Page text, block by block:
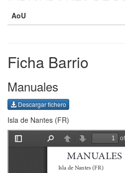
AoU
Ficha Barrio
Manuales
Descargar fichero
Isla de Nantes (FR)